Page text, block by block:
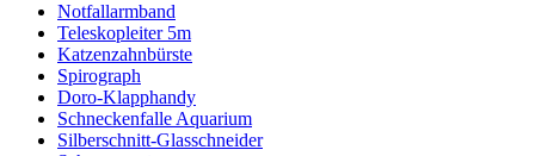
Notfallarmband
Teleskopleiter 5m
Katzenzahnbürste
Spirograph
Doro-Klapphandy
Schneckenfalle Aquarium
Silberschnitt-Glasschneider